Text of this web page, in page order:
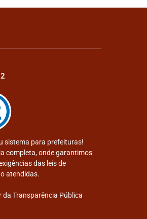
sistema para prefeituras!
completa, onde garantimos
das leis de
atendidas.
da Transparência Pública